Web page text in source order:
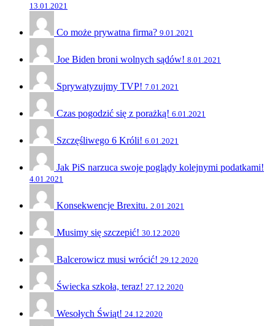
13.01.2021
Co może prywatna firma? 9.01.2021
Joe Biden broni wolnych sądów! 8.01.2021
Sprywatyzujmy TVP! 7.01.2021
Czas pogodzić się z porażką! 6.01.2021
Szczęśliwego 6 Króli! 6.01.2021
Jak PiS narzuca swoje poglądy kolejnymi podatkami!
4.01.2021
Konsekwencje Brexitu. 2.01.2021
Musimy się szczepić! 30.12.2020
Balcerowicz musi wrócić! 29.12.2020
Świecka szkoła, teraz! 27.12.2020
Wesołych Świąt! 24.12.2020